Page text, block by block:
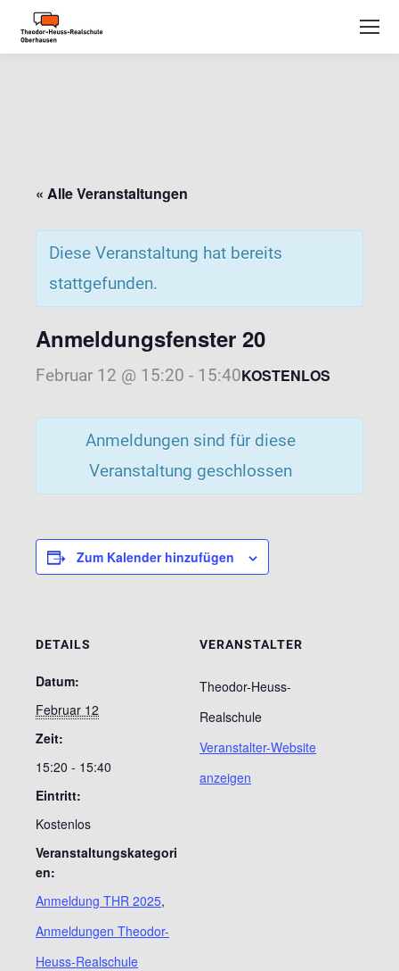
« Alle Veranstaltungen
Diese Veranstaltung hat bereits
stattgefunden.
Anmeldungsfenster 20
Februar 12 @ 15:20 - 15:40KOSTENLOS
Anmeldungen sind für diese
Veranstaltung geschlossen
Zum Kalender hinzufügen
DETAILS
Datum:
Februar 12
Zeit:
15:20 - 15:40
Eintritt:
Kostenlos
Veranstaltungskategori
en:
Anmeldung THR 2025,
Anmeldungen Theodor-
Heuss-Realschule
VERANSTALTER
Theodor-Heuss-
Realschule
Veranstalter-Website
anzeigen